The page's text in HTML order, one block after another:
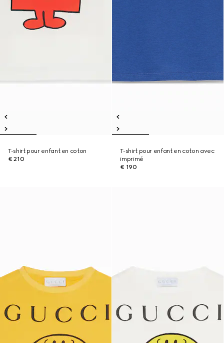
T-shirt pour enfant en coton
€ 210
T-shirt pour enfant en coton avec
imprimé
€ 190